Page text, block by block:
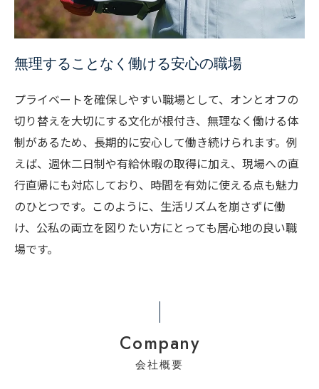
無理することなく働ける安心の職場
プライベートを確保しやすい職場として、オンとオフの
切り替えを大切にする文化が根付き、無理なく働ける体
制があるため、長期的に安心して働き続けられます。例
えば、週休二日制や有給休暇の取得に加え、現場への直
行直帰にも対応しており、時間を有効に使える点も魅力
のひとつです。このように、生活リズムを崩さずに働
け、公私の両立を図りたい方にとっても居心地の良い職
場です。
会社概要
Company